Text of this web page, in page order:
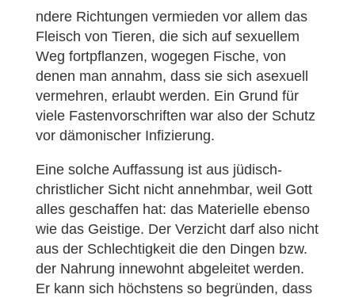
ndere Richtungen vermieden vor allem das
Fleisch von Tieren, die sich auf sexuellem
Weg fortpflanzen, wogegen Fische, von
denen man annahm, dass sie sich asexuell
vermehren, erlaubt werden. Ein Grund für
viele Fastenvorschriften war also der Schutz
vor dämonischer Infizierung.
Eine solche Auffassung ist aus jüdisch-
christlicher Sicht nicht annehmbar, weil Gott
alles geschaffen hat: das Materielle ebenso
wie das Geistige. Der Verzicht darf also nicht
aus der Schlechtigkeit die den Dingen bzw.
der Nahrung innewohnt abgeleitet werden.
Er kann sich höchstens so begründen, dass